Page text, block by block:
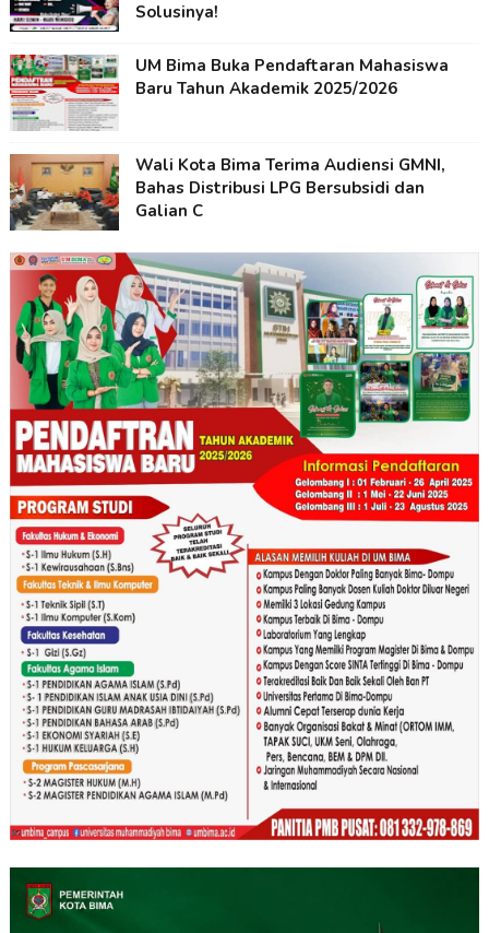
Solusinya!
UM Bima Buka Pendaftaran Mahasiswa
Baru Tahun Akademik 2025/2026
Wali Kota Bima Terima Audiensi GMNI,
Bahas Distribusi LPG Bersubsidi dan
Galian C